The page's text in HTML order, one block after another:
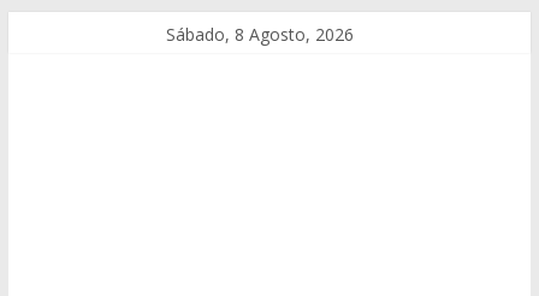
Sábado, 8 Agosto, 2026